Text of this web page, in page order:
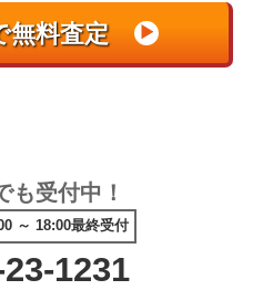
も受付中！
～ 18:00最終受付
1231